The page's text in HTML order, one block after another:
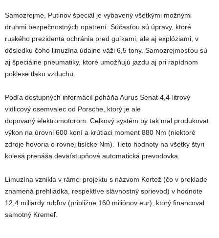
Samozrejme, Putinov špeciál je vybavený všetkými možnými
druhmi bezpečnostných opatrení. Súčasťou sú úpravy, ktoré
ruského prezidenta ochránia pred guľkami, ale aj explóziami, v
dôsledku čoho limuzína údajne váži 6,5 tony. Samozrejmosťou sú
aj špeciálne pneumatiky, ktoré umožňujú jazdu aj pri rapídnom
poklese tlaku vzduchu.
Podľa dostupných informácií poháňa Aurus Senat 4,4-litrový
vidlicový osemvalec od Porsche, ktorý je ale
dopovaný elektromotorom. Celkový systém by tak mal produkovať
výkon na úrovni 600 koní a krútiaci moment 880 Nm (niektoré
zdroje hovoria o rovnej tisícke Nm). Tieto hodnoty na všetky štyri
kolesá prenáša deväťstupňová automatická prevodovka.
Limuzína vznikla v rámci projektu s názvom Kortež (čo v preklade
znamená prehliadka, respektíve slávnostný sprievod) v hodnote
12,4 miliardy rubľov (približne 160 miliónov eur), ktorý financoval
samotný Kremeľ.